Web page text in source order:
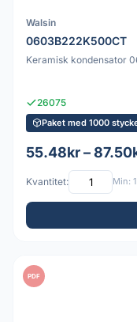
Walsin
0603B222K500CT
Keramisk kondensator
26075
Paket med 1000
55.48kr –
Kvantitet: Min: 1
PDF